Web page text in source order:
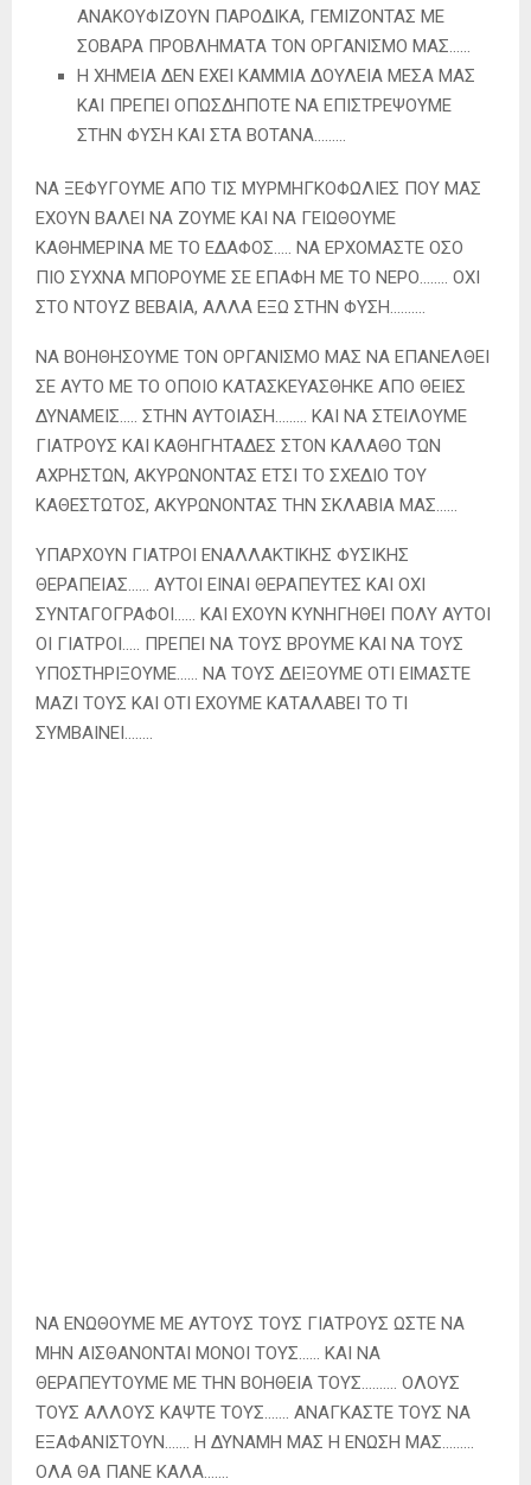
ΑΝΑΚΟΥΦΙΖΟΥΝ ΠΑΡΟΔΙΚΑ, ΓΕΜΙΖΟΝΤΑΣ ΜΕ
ΣΟΒΑΡΑ ΠΡΟΒΛΗΜΑΤΑ ΤΟΝ ΟΡΓΑΝΙΣΜΟ ΜΑΣ……
Η ΧΗΜΕΙΑ ΔΕΝ ΕΧΕΙ ΚΑΜΜΙΑ ΔΟΥΛΕΙΑ ΜΕΣΑ ΜΑΣ
ΚΑΙ ΠΡΕΠΕΙ ΟΠΩΣΔΗΠΟΤΕ ΝΑ ΕΠΙΣΤΡΕΨΟΥΜΕ
ΣΤΗΝ ΦΥΣΗ ΚΑΙ ΣΤΑ ΒΟΤΑΝΑ………
ΝΑ ΞΕΦΥΓΟΥΜΕ ΑΠΟ ΤΙΣ ΜΥΡΜΗΓΚΟΦΩΛΙΕΣ ΠΟΥ ΜΑΣ
ΕΧΟΥΝ ΒΑΛΕΙ ΝΑ ΖΟΥΜΕ ΚΑΙ ΝΑ ΓΕΙΩΘΟΥΜΕ
ΚΑΘΗΜΕΡΙΝΑ ΜΕ ΤΟ ΕΔΑΦΟΣ….. ΝΑ ΕΡΧΟΜΑΣΤΕ ΟΣΟ
ΠΙΟ ΣΥΧΝΑ ΜΠΟΡΟΥΜΕ ΣΕ ΕΠΑΦΗ ΜΕ ΤΟ ΝΕΡΟ…….. ΟΧΙ
ΣΤΟ ΝΤΟΥΖ ΒΕΒΑΙΑ, ΑΛΛΑ ΕΞΩ ΣΤΗΝ ΦΥΣΗ……….
ΝΑ ΒΟΗΘΗΣΟΥΜΕ ΤΟΝ ΟΡΓΑΝΙΣΜΟ ΜΑΣ ΝΑ ΕΠΑΝΕΛΘΕΙ
ΣΕ ΑΥΤΟ ΜΕ ΤΟ ΟΠΟΙΟ ΚΑΤΑΣΚΕΥΑΣΘΗΚΕ ΑΠΟ ΘΕΙΕΣ
ΔΥΝΑΜΕΙΣ….. ΣΤΗΝ ΑΥΤΟΙΑΣΗ……… ΚΑΙ ΝΑ ΣΤΕΙΛΟΥΜΕ
ΓΙΑΤΡΟΥΣ ΚΑΙ ΚΑΘΗΓΗΤΑΔΕΣ ΣΤΟΝ ΚΑΛΑΘΟ ΤΩΝ
ΑΧΡΗΣΤΩΝ, ΑΚΥΡΩΝΟΝΤΑΣ ΕΤΣΙ ΤΟ ΣΧΕΔΙΟ ΤΟΥ
ΚΑΘΕΣΤΩΤΟΣ, ΑΚΥΡΩΝΟΝΤΑΣ ΤΗΝ ΣΚΛΑΒΙΑ ΜΑΣ……
ΥΠΑΡΧΟΥΝ ΓΙΑΤΡΟΙ ΕΝΑΛΛΑΚΤΙΚΗΣ ΦΥΣΙΚΗΣ
ΘΕΡΑΠΕΙΑΣ…… ΑΥΤΟΙ ΕΙΝΑΙ ΘΕΡΑΠΕΥΤΕΣ ΚΑΙ ΟΧΙ
ΣΥΝΤΑΓΟΓΡΑΦΟΙ…… ΚΑΙ ΕΧΟΥΝ ΚΥΝΗΓΗΘΕΙ ΠΟΛΥ ΑΥΤΟΙ
ΟΙ ΓΙΑΤΡΟΙ….. ΠΡΕΠΕΙ ΝΑ ΤΟΥΣ ΒΡΟΥΜΕ ΚΑΙ ΝΑ ΤΟΥΣ
ΥΠΟΣΤΗΡΙΞΟΥΜΕ…… ΝΑ ΤΟΥΣ ΔΕΙΞΟΥΜΕ ΟΤΙ ΕΙΜΑΣΤΕ
ΜΑΖΙ ΤΟΥΣ ΚΑΙ ΟΤΙ ΕΧΟΥΜΕ ΚΑΤΑΛΑΒΕΙ ΤΟ ΤΙ
ΣΥΜΒΑΙΝΕΙ……..
ΝΑ ΕΝΩΘΟΥΜΕ ΜΕ ΑΥΤΟΥΣ ΤΟΥΣ ΓΙΑΤΡΟΥΣ ΩΣΤΕ ΝΑ
ΜΗΝ ΑΙΣΘΑΝΟΝΤΑΙ ΜΟΝΟΙ ΤΟΥΣ…… ΚΑΙ ΝΑ
ΘΕΡΑΠΕΥΤΟΥΜΕ ΜΕ ΤΗΝ ΒΟΗΘΕΙΑ ΤΟΥΣ………. ΟΛΟΥΣ
ΤΟΥΣ ΑΛΛΟΥΣ ΚΑΨΤΕ ΤΟΥΣ……. ΑΝΑΓΚΑΣΤΕ ΤΟΥΣ ΝΑ
ΕΞΑΦΑΝΙΣΤΟΥΝ……. Η ΔΥΝΑΜΗ ΜΑΣ Η ΕΝΩΣΗ ΜΑΣ………
ΟΛΑ ΘΑ ΠΑΝΕ ΚΑΛΑ…….